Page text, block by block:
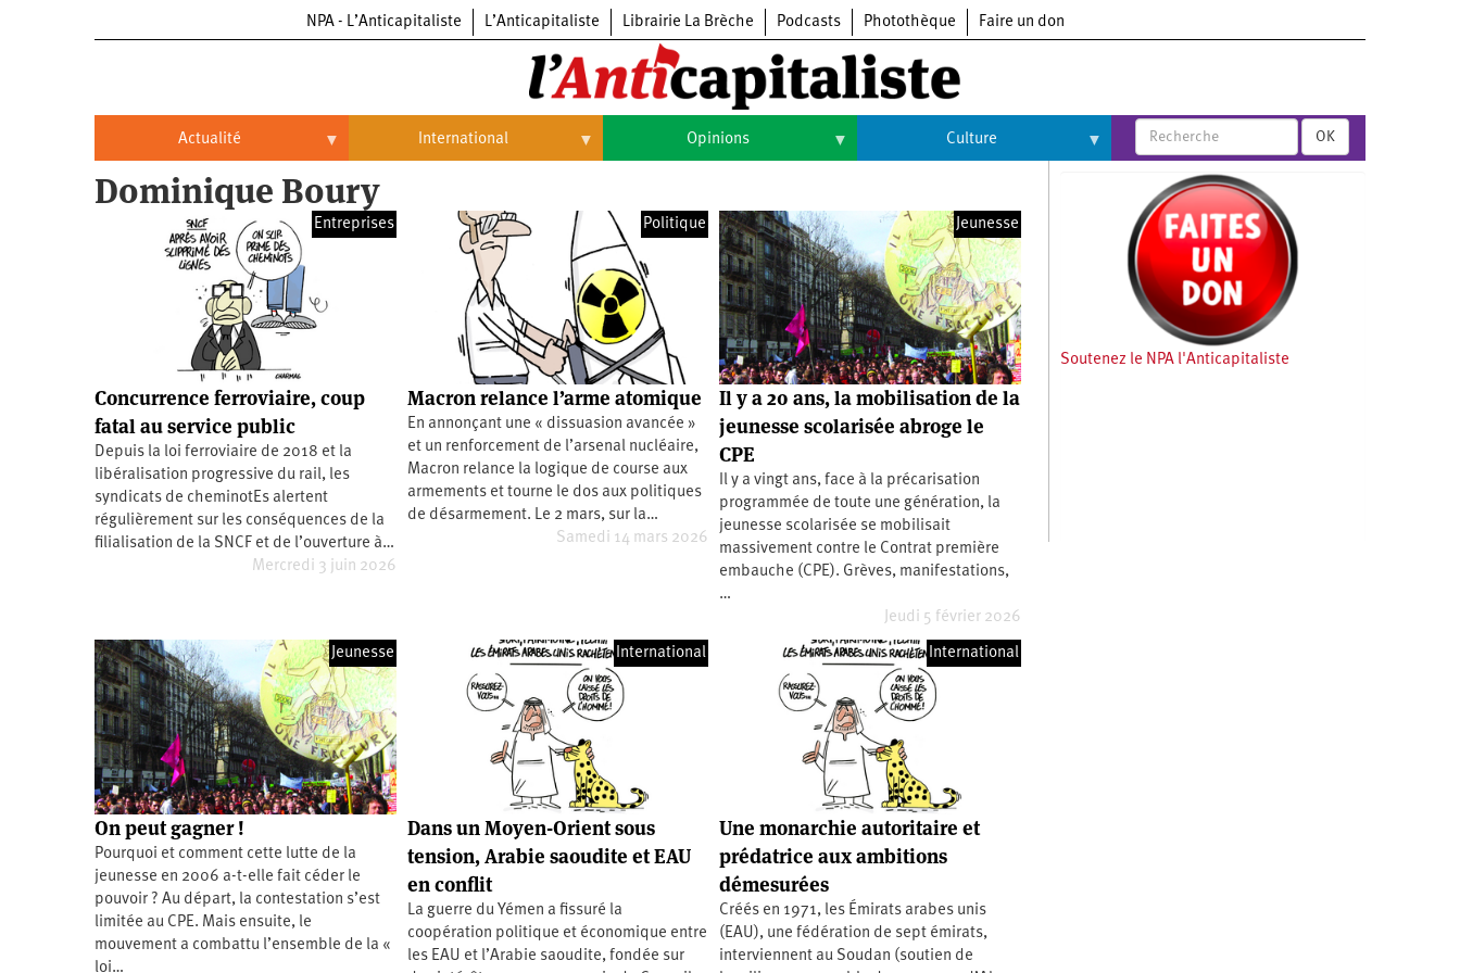
NPA - L’Anticapitaliste L’Anticapitaliste Librairie La Brèche Podcasts Photothèque Faire un don
Actualité
Actualité
Politique
Entreprises
Automobile
Commerce
Hôpitaux
SNCF
Oppressions
Oppressions
Féminisme
LGBTI
Économie
Éducation
Santé
Vidéos
International
International
Brésil
Continents
Afrique
Amérique
du
Nord
Amérique
latine
Europe
Moyen-
Orient
Océanie
Opinions
Histoire
Culture
Arts
Cinéma
Expositions
Livres
OK
Dominique Boury
Entreprises
Concurrence ferroviaire, coup
fatal au service public
Depuis la loi ferroviaire de 2018 et la
libéralisation progressive du rail, les
syndicats de cheminotEs alertent
régulièrement sur les conséquences de la
filialisation de la SNCF et de l’ouverture à…
Mercredi 3 juin 2026
Politique
Macron relance l’arme atomique
En annonçant une « dissuasion avancée »
et un renforcement de l’arsenal nucléaire,
Macron relance la logique de course aux
armements et tourne le dos aux politiques
de désarmement. Le 2 mars, sur la…
Samedi 14 mars 2026
Jeunesse
Il y a 20 ans, la mobilisation de la
jeunesse scolarisée abroge le
CPE
Il y a vingt ans, face à la précarisation
programmée de toute une génération, la
jeunesse scolarisée se mobilisait
massivement contre le Contrat première
embauche (CPE). Grèves, manifestations,
…
Jeudi 5 février 2026
Jeunesse
On peut gagner !
Pourquoi et comment cette lutte de la
jeunesse en 2006 a-t-elle fait céder le
pouvoir ? Au départ, la contestation s’est
limitée au CPE. Mais ensuite, le
mouvement a combattu l’ensemble de la «
loi…
International
Dans un Moyen-Orient sous
tension, Arabie saoudite et EAU
en conflit
La guerre du Yémen a fissuré la
coopération politique et économique entre
les EAU et l’Arabie saoudite, fondée sur
International
Une monarchie autoritaire et
prédatrice aux ambitions
démesurées
Créés en 1971, les Émirats arabes unis
(EAU), une fédération de sept émirats,
interviennent au Soudan (soutien de
Soutenez le NPA l'Anticapitaliste